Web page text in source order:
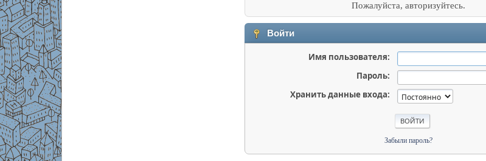
Пожалуйста, авторизуйтесь.
Войти
Имя пользователя:
Пароль:
Хранить данные входа:
Забыли пароль?